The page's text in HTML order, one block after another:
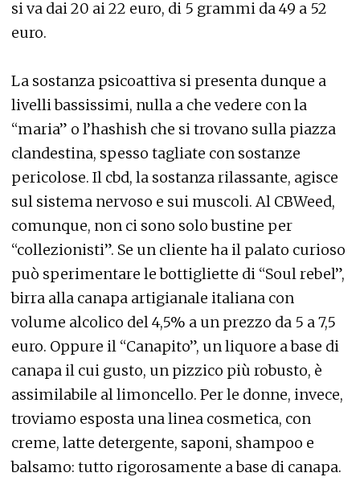
si va dai 20 ai 22 euro, di 5 grammi da 49 a 52
euro.
La sostanza psicoattiva si presenta dunque a
livelli bassissimi, nulla a che vedere con la
“maria” o l’hashish che si trovano sulla piazza
clandestina, spesso tagliate con sostanze
pericolose. Il cbd, la sostanza rilassante, agisce
sul sistema nervoso e sui muscoli. Al CBWeed,
comunque, non ci sono solo bustine per
“collezionisti”. Se un cliente ha il palato curioso
può sperimentare le bottigliette di “Soul rebel”,
birra alla canapa artigianale italiana con
volume alcolico del 4,5% a un prezzo da 5 a 7,5
euro. Oppure il “Canapito”, un liquore a base di
canapa il cui gusto, un pizzico più robusto, è
assimilabile al limoncello. Per le donne, invece,
troviamo esposta una linea cosmetica, con
creme, latte detergente, saponi, shampoo e
balsamo: tutto rigorosamente a base di canapa.